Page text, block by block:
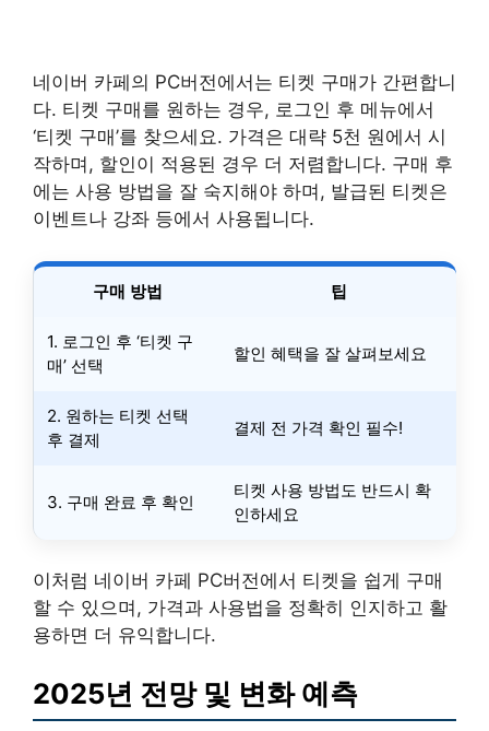
네이버 카페의 PC버전에서는 티켓 구매가 간편합니
다. 티켓 구매를 원하는 경우, 로그인 후 메뉴에서
‘티켓 구매’를 찾으세요. 가격은 대략 5천 원에서 시
작하며, 할인이 적용된 경우 더 저렴합니다. 구매 후
에는 사용 방법을 잘 숙지해야 하며, 발급된 티켓은
이벤트나 강좌 등에서 사용됩니다.
구매 방법 팁
1. 로그인 후 ‘티켓 구
매’ 선택
할인 혜택을 잘 살펴보세요
2. 원하는 티켓 선택
후 결제
결제 전 가격 확인 필수!
3. 구매 완료 후 확인
티켓 사용 방법도 반드시 확
인하세요
이처럼 네이버 카페 PC버전에서 티켓을 쉽게 구매
할 수 있으며, 가격과 사용법을 정확히 인지하고 활
용하면 더 유익합니다.
2025년 전망 및 변화 예측